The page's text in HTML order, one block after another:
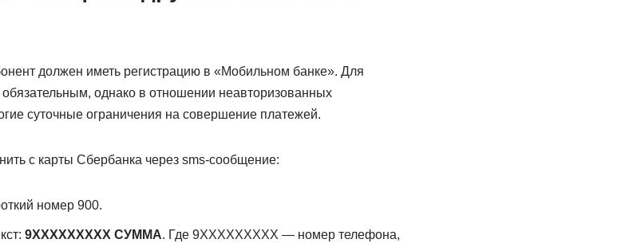
должен иметь регистрацию в «Мобильном банке». Для
обязательным, однако в отношении неавторизованных
суточные ограничения на совершение платежей.
с карты Сбербанка через sms-сообщение:
номер 900.
9ХХXXXXXXX СУММА. Где 9ХХXXXXXXX — номер телефона,